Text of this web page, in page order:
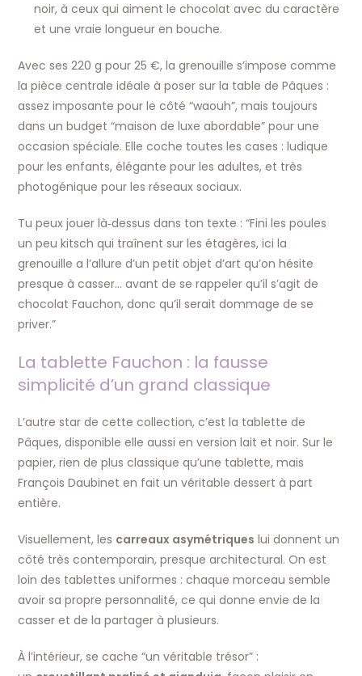
noir, à ceux qui aiment le chocolat avec du caractère
et une vraie longueur en bouche.
Avec ses 220 g pour 25 €, la grenouille s’impose comme
la pièce centrale idéale à poser sur la table de Pâques :
assez imposante pour le côté “waouh”, mais toujours
dans un budget “maison de luxe abordable” pour une
occasion spéciale. Elle coche toutes les cases : ludique
pour les enfants, élégante pour les adultes, et très
photogénique pour les réseaux sociaux.
Tu peux jouer là‑dessus dans ton texte : “Fini les poules
un peu kitsch qui traînent sur les étagères, ici la
grenouille a l’allure d’un petit objet d’art qu’on hésite
presque à casser… avant de se rappeler qu’il s’agit de
chocolat Fauchon, donc qu’il serait dommage de se
priver.”
La tablette Fauchon : la fausse
simplicité d’un grand classique
L’autre star de cette collection, c’est la tablette de
Pâques, disponible elle aussi en version lait et noir. Sur le
papier, rien de plus classique qu’une tablette, mais
François Daubinet en fait un véritable dessert à part
entière.
Visuellement, les carreaux asymétriques lui donnent un
côté très contemporain, presque architectural. On est
loin des tablettes uniformes : chaque morceau semble
avoir sa propre personnalité, ce qui donne envie de la
casser et de la partager à plusieurs.
À l’intérieur, se cache “un véritable trésor” :